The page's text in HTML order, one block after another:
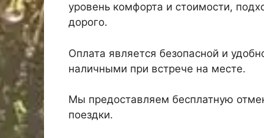
уровень комфорта и стоимости,
дорого.
Оплата является безопасной и
наличными при встрече на месте.
Мы предоставляем бесплатную
поездки.